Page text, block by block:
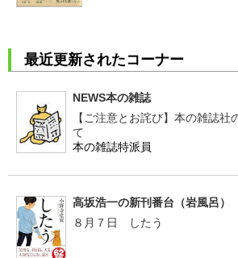
最近更新されたコーナー
NEWS本の雑誌
【ご注意とお詫び】本の雑誌社
て
本の雑誌特派員
高坂浩一の新刊番台（岩風呂）
８月７日 したう